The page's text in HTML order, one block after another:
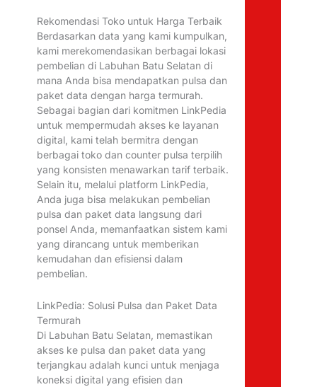
Rekomendasi Toko untuk Harga Terbaik
Berdasarkan data yang kami kumpulkan,
kami merekomendasikan berbagai lokasi
pembelian di Labuhan Batu Selatan di
mana Anda bisa mendapatkan pulsa dan
paket data dengan harga termurah.
Sebagai bagian dari komitmen LinkPedia
untuk mempermudah akses ke layanan
digital, kami telah bermitra dengan
berbagai toko dan counter pulsa terpilih
yang konsisten menawarkan tarif terbaik.
Selain itu, melalui platform LinkPedia,
Anda juga bisa melakukan pembelian
pulsa dan paket data langsung dari
ponsel Anda, memanfaatkan sistem kami
yang dirancang untuk memberikan
kemudahan dan efisiensi dalam
pembelian.
LinkPedia: Solusi Pulsa dan Paket Data
Termurah
Di Labuhan Batu Selatan, memastikan
akses ke pulsa dan paket data yang
terjangkau adalah kunci untuk menjaga
koneksi digital yang efisien dan